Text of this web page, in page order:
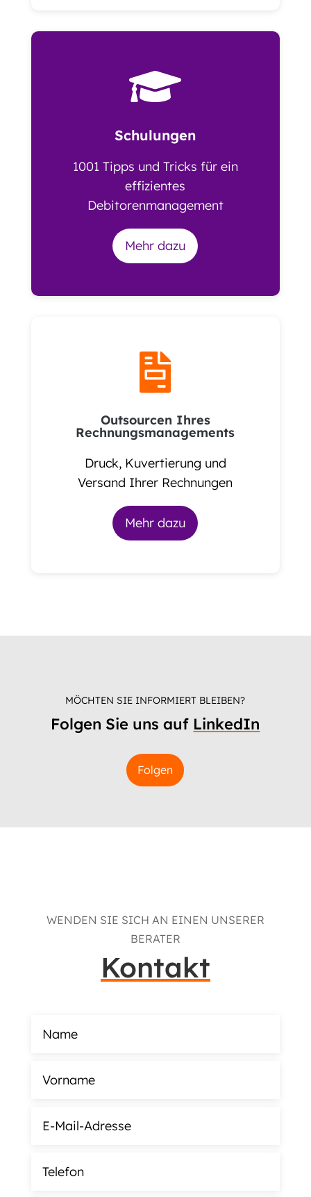

Schulungen
1001 Tipps und Tricks für ein
effizientes
Debitorenmanagement
Mehr dazu

Outsourcen Ihres
Rechnungsmanagements
Druck, Kuvertierung und
Versand Ihrer Rechnungen
Mehr dazu
MÖCHTEN SIE INFORMIERT BLEIBEN?
Folgen Sie uns auf LinkedIn
Folgen
WENDEN SIE SICH AN EINEN UNSERER
BERATER
Kontakt